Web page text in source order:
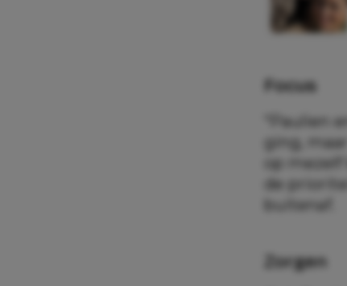
Focus
“Paulien
ging,
op
de
buitenaf.
Zorgen